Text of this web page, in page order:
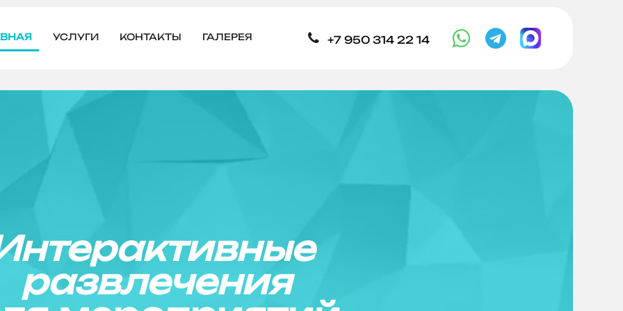
УСЛУГИ КОНТАКТЫ ГАЛЕРЕЯ  +7 950 314 22 14  
развлечения